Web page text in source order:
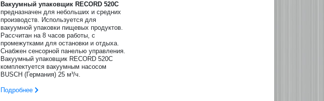
Вакуумный упаковщик RECORD 520C
предназначен для небольших и средних
производств. Используется для
вакуумной упаковки пищевых продуктов.
Рассчитан на 8 часов работы, с
промежутками для остановки и отдыха.
Снабжен сенсорной панелью управления.
Вакуумный упаковщик RECORD 520C
комплектуется вакуумным насосом
BUSCH (Германия) 25 м³/ч.
Подробнее